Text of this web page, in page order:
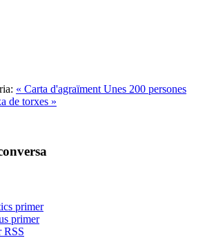
« Carta d'agraïment Unes 200 persones
de torxes »
primer
primer
RSS